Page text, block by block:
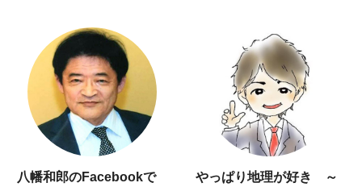
八幡和郎のFacebookで
やっぱり地理が好き ～